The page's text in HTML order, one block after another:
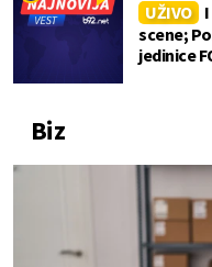
UŽIVO
scene;
jedinice
Biz